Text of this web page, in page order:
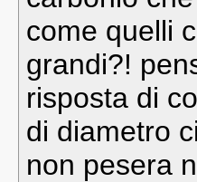
come quelli
grandi?!
risposta di
di diametro
non pesera